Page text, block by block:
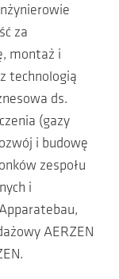
za
montaż i
technologią
ds.
(gazy
i budowę
zespołu
i
AERZEN